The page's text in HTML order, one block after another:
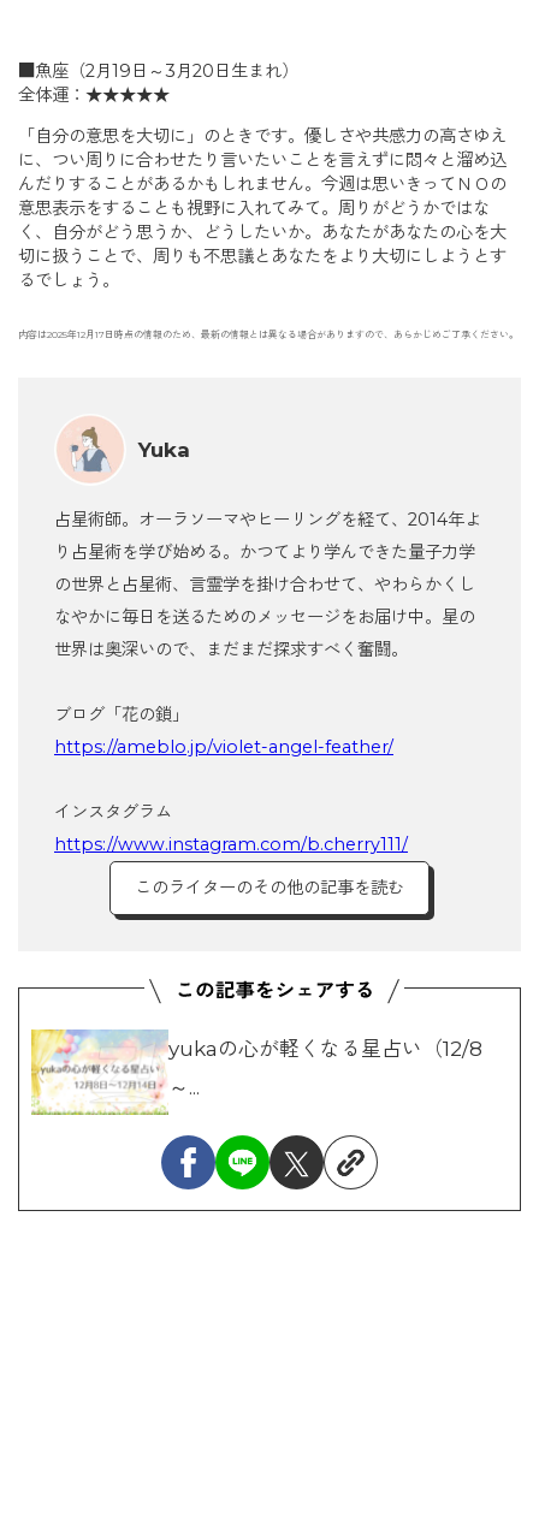
■魚座（2月19日～3月20日生まれ）
全体運：★★★★★
「自分の意思を大切に」のときです。優しさや共感力の高さゆえ
に、つい周りに合わせたり言いたいことを言えずに悶々と溜め込
んだりすることがあるかもしれません。今週は思いきってＮＯの
意思表示をすることも視野に入れてみて。周りがどうかではな
く、自分がどう思うか、どうしたいか。あなたがあなたの心を大
切に扱うことで、周りも不思議とあなたをより大切にしようとす
るでしょう。
内容は2025年12月17日時点の情報のため、最新の情報とは異なる場合がありますので、あらかじめご了承ください。
Yuka
占星術師。オーラソーマやヒーリングを経て、2014年よ
り占星術を学び始める。かつてより学んできた量子力学
の世界と占星術、言霊学を掛け合わせて、やわらかくし
なやかに毎日を送るためのメッセージをお届け中。星の
世界は奥深いので、まだまだ探求すべく奮闘。
ブログ「花の鎖」
https://ameblo.jp/violet-angel-feather/
インスタグラム
https://www.instagram.com/b.cherry111/
このライターのその他の記事を読む
yukaの心が軽くなる星占い（12/8
～...